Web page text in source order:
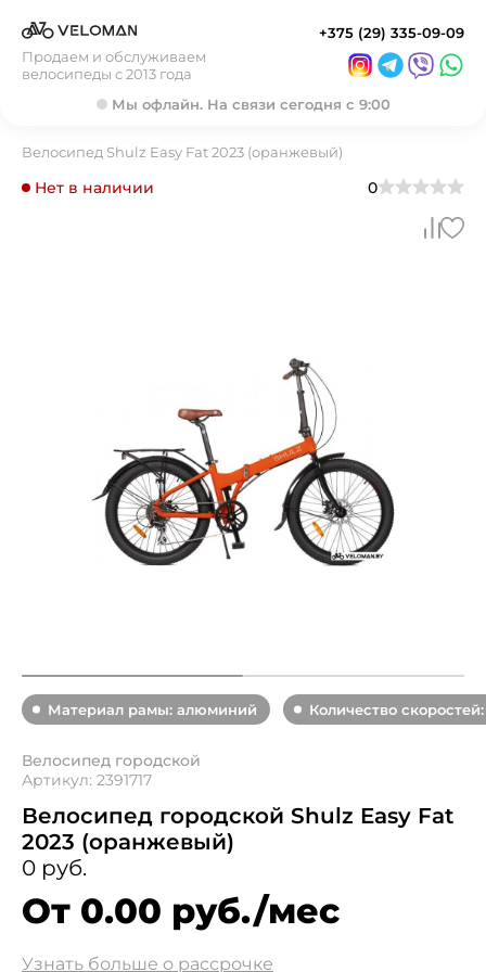
Продаем и обслуживаем
велосипеды с 2013 года
+375 (29) 335-09-09
Мы офлайн. На связи сегодня с 9:00
Велосипед Shulz Easy Fat 2023 (оранжевый)
Нет в наличии 0
Материал рамы: алюминий Количество
Велосипед городской
Артикул: 2391717
Велосипед городской Shulz Easy Fat
2023 (оранжевый)
0 руб.
От 0.00 руб./мес
Узнать больше о рассрочке